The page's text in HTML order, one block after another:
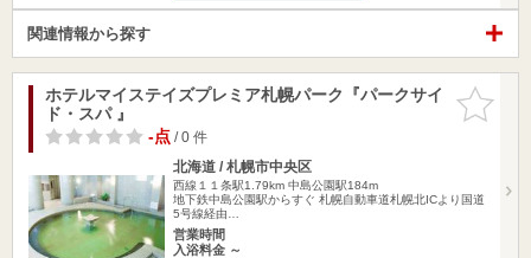
関連情報から探す
お気に入
りに追加
ホテルマイステイズプレミア札幌パーク『パークサイ
ド・スパ 』
-点/ 0 件
北海道 / 札幌市中央区
西線１１条駅1.79km 中島公園駅184m
地下鉄中島公園駅からすぐ 札幌自動車道札幌北ICより国道
5号線経由…
営業時間
入浴料金 ～